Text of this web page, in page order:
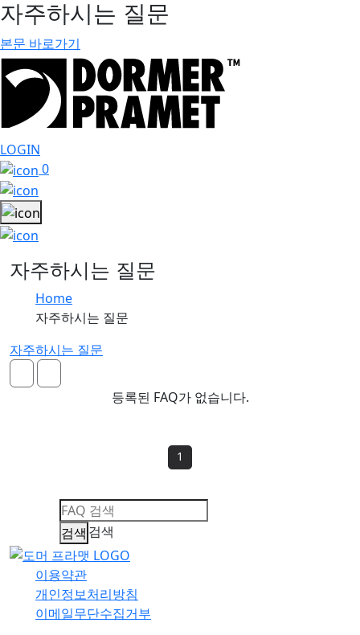
자주하시는 질문
본문 바로가기
LOGIN
0
자주하시는 질문
Home
자주하시는 질문
자주하시는 질문
등록된 FAQ가 없습니다.
1
검색
이용약관
개인정보처리방침
이메일무단수집거부